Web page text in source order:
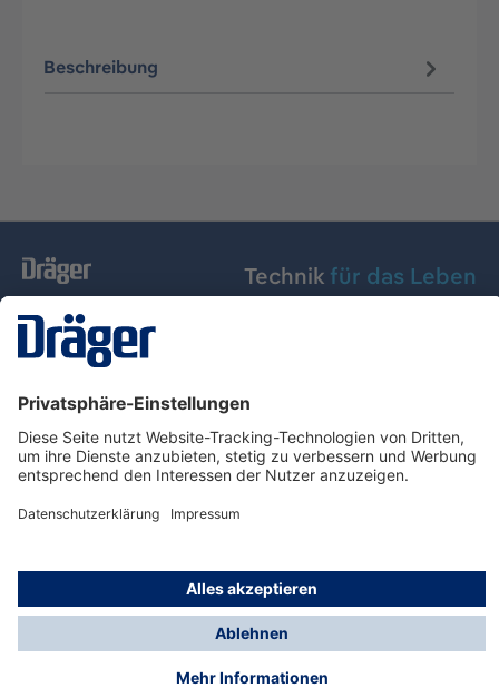
Beschreibung
Technik für das Leben
Dräger Austria GmbH
Über Dräger
Informationen
© Dräger Austria GmbH, 2024
* Alle Preise exkl. gesetzl. Mehrwertsteuer zzgl.
Versandkosten und ggf. Nachnahmegebühren, wenn
nicht anders angegeben.